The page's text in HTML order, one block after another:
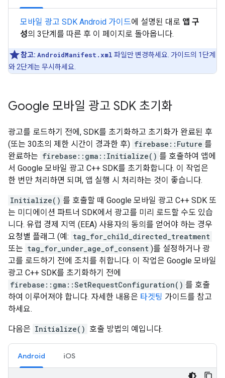
모바일 광고 SDK Android 가이드에 설명된 대로 앱 구
성의 3단계를 따른 후 이 페이지로 돌아옵니다.
참고: AndroidManifest.xml 파일만 변경하세요. 가이드의 1단계
와 2단계는 무시하세요.
Google 모바일 광고 SDK 초기화
광고를 로드하기 전에, SDK를 초기화하고 초기화가 완료된 후
(또는 30초의 제한 시간이 경과한 후) firebase::Future 를
완료하는 firebase::gma::Initialize() 를 호출하여 앱에
서 Google 모바일 광고 C++ SDK를 초기화합니다. 이 작업은
한 번만 처리하면 되며, 앱 실행 시 처리하는 것이 좋습니다.
Initialize() 를 호출할 때 Google 모바일 광고 C++ SDK 또
는 미디에이션 파트너 SDK에서 광고를 미리 로드할 수도 있습
니다. 유럽 경제 지역 (EEA) 사용자의 동의를 얻어야 하는 경우
요청별 플래그 (예: tag_for_child_directed_treatment
또는 tag_for_under_age_of_consent )를 설정하거나 광
고를 로드하기 전에 조치를 취합니다. 이 작업은 Google 모바일
광고 C++ SDK를 초기화하기 전에
firebase::gma::SetRequestConfiguration() 를 호출
하여 이루어져야 합니다. 자세한 내용은 타겟팅 가이드를 참고
하세요.
다음은 Initialize() 호출 방법의 예입니다.
Android iOS